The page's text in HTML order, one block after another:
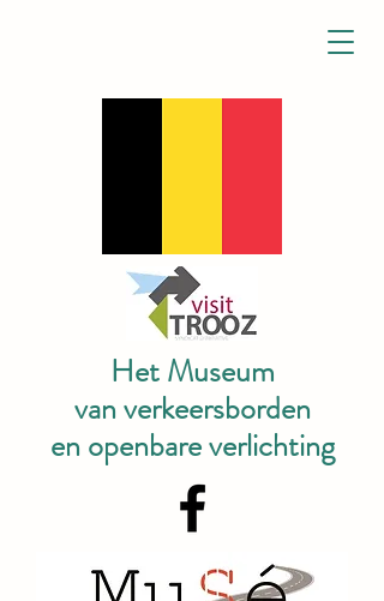
Het Museum
van verkeersborden
en openbare verlichting